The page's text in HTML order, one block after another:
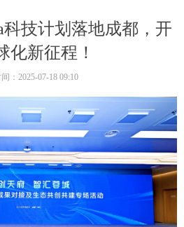
技计划落地成都，开
化新征程！
： 2025-07-18 09:10